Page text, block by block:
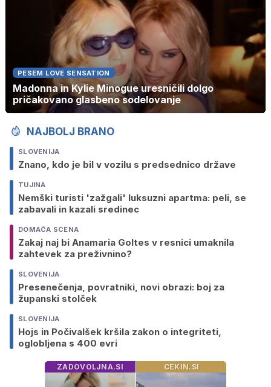
PESEM LOVE SENSATION
Madonna in Kylie Minogue uresničili dolgo
pričakovano glasbeno sodelovanje
NAJBOLJ BRANO
SLOVENIJA
Znano, kdo je bil v vozilu s predsednico države
TUJINA
Nemški turisti 'zažgali' luksuzni apartma: peli, se
zabavali in kazali sredinec
DOMAČA SCENA
Zakaj naj bi Anamaria Goltes v resnici umaknila
zahtevek za preživnino?
SLOVENIJA
Presenečenja, povratniki, novi obrazi: boj za
županski stolček
SLOVENIJA
Hojs in Počivalšek kršila zakon o integriteti,
oglobljena s 400 evri
ZADOVOLJNA.SI CEKIN.SI